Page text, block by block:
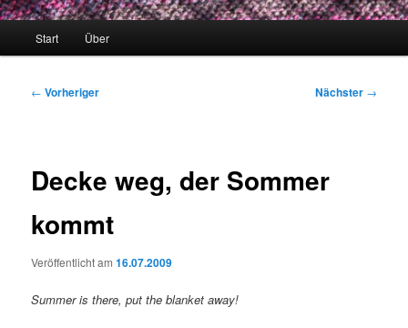
Start Über
Beitragsnavigation
← Vorheriger Nächster →
Decke weg, der Sommer
kommt
Veröffentlicht am16.07.2009
Summer is there, put the blanket away!